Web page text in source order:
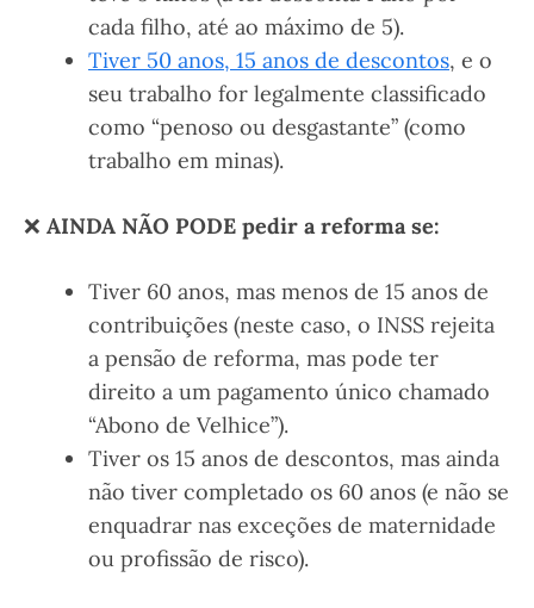
cada filho, até ao máximo de 5).
Tiver 50 anos, 15 anos de descontos, e o
seu trabalho for legalmente classificado
como “penoso ou desgastante” (como
trabalho em minas).
❌ AINDA NÃO PODE pedir a reforma se:
Tiver 60 anos, mas menos de 15 anos de
contribuições (neste caso, o INSS rejeita
a pensão de reforma, mas pode ter
direito a um pagamento único chamado
“Abono de Velhice”).
Tiver os 15 anos de descontos, mas ainda
não tiver completado os 60 anos (e não se
enquadrar nas exceções de maternidade
ou profissão de risco).